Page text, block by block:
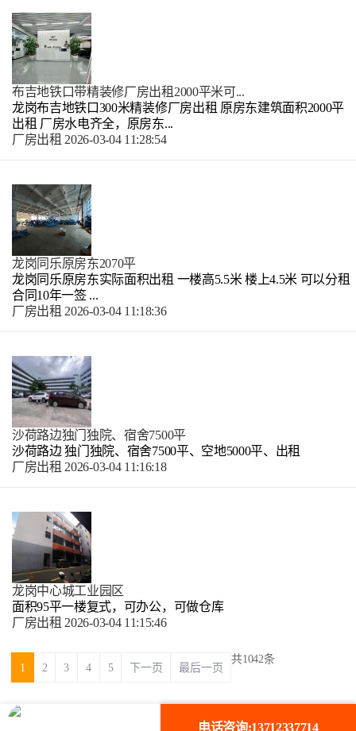
布吉地铁口带精装修厂房出租2000平米可...
龙岗布吉地铁口300米精装修厂房出租 原房东建筑面积2000平
出租 厂房水电齐全，原房东...
厂房出租 2026-03-04 11:28:54
龙岗同乐原房东2070平
龙岗同乐原房东实际面积出租 一楼高5.5米 楼上4.5米 可以分租
合同10年一签 ...
厂房出租 2026-03-04 11:18:36
沙荷路边独门独院、宿舍7500平
沙荷路边 独门独院、宿舍7500平、空地5000平、出租
厂房出租 2026-03-04 11:16:18
龙岗中心城工业园区
面积95平一楼复式，可办公，可做仓库
厂房出租 2026-03-04 11:15:46
共1042条
1 2 3 4 5 下一页 最后一页
电话咨询:13712337714